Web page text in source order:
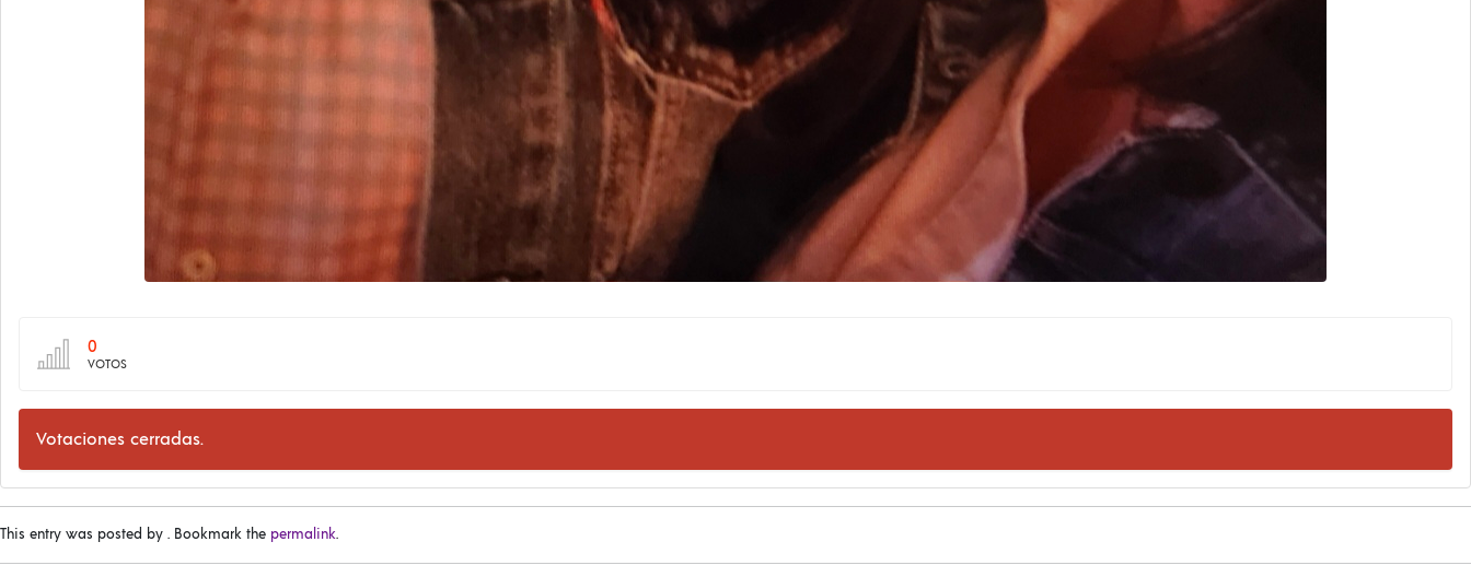
0
VOTOS
Votaciones cerradas.
This entry was posted by . Bookmark the permalink.